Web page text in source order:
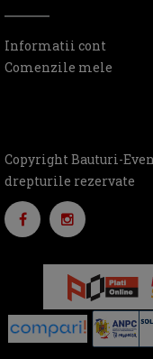
Informatii cont
Comenzile mele
Copyright Bauturi-
drepturile rezervate